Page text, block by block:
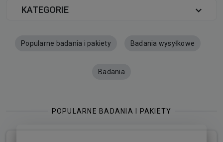
KATEGORIE
Popularne badania i pakiety Badania wysyłkowe
Badania
POPULARNE BADANIA I PAKIETY